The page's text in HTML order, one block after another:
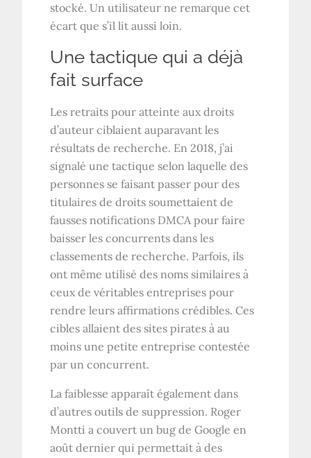
stocké. Un utilisateur ne remarque cet
écart que s’il lit aussi loin.
Une tactique qui a déjà
fait surface
Les retraits pour atteinte aux droits
d’auteur ciblaient auparavant les
résultats de recherche. En 2018, j’ai
signalé une tactique selon laquelle des
personnes se faisant passer pour des
titulaires de droits soumettaient de
fausses notifications DMCA pour faire
baisser les concurrents dans les
classements de recherche. Parfois, ils
ont même utilisé des noms similaires à
ceux de véritables entreprises pour
rendre leurs affirmations crédibles. Ces
cibles allaient des sites pirates à au
moins une petite entreprise contestée
par un concurrent.
La faiblesse apparaît également dans
d’autres outils de suppression. Roger
Montti a couvert un bug de Google en
août dernier qui permettait à des